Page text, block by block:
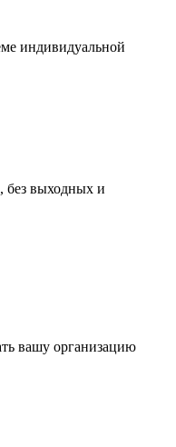
индивидуальной
без выходных и
вашу организацию